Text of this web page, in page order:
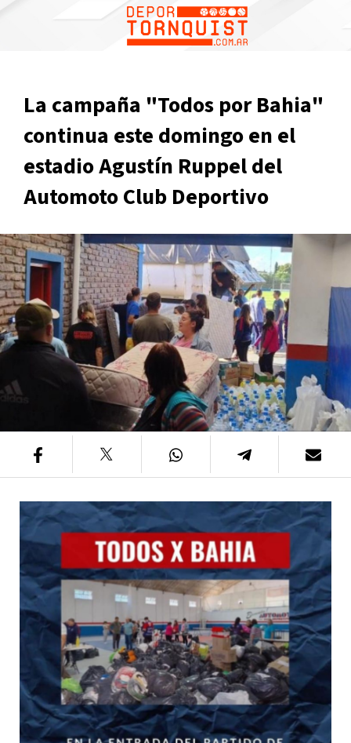
La campaña "Todos por Bahia"
continua este domingo en el
estadio Agustín Ruppel del
Automoto Club Deportivo